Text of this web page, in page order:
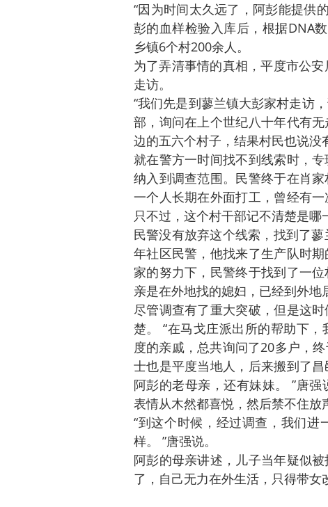
“因为时间太久远了，阿彭能提供
彭的血样检验入库后，根据DNA
乡镇6个村200余人。
为了弄清事情的真相，平度市公
走访。
“我们先是到蓼兰镇大彭家村走访
部，询问在上个世纪八十年代有
边的五六个村子，结果村民也说没
就在警方一时间找不到线索时，
纳入到调查范围。民警终于在肖
一个人长期在外面打工，曾经有
只不过，这个村干部记不清楚是哪
民警没有放弃这个线索，找到了
年社区民警，他找来了生产队时
家的努力下，民警终于找到了一
亲是在外地找的媳妇，已经到外地
尽管调查有了重大突破，但是这
楚。 “在马戈庄派出所的帮助下
度的亲戚，总共询问了20多户，
士也是平度当地人，后来搬到了
阿彭的老母亲，还有妹妹。 ”唐
表情从木然都喜悦，然后禁不住放
“到这个时候，经过调查，我们进
样。 ”唐强说。
阿彭的母亲讲述，儿子当年疑似
了，自己无力在外生活，只得带女